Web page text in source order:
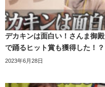
デカキンは面白い！さんま御殿
で踊るヒット賞も獲得した！？
2023年6月28日